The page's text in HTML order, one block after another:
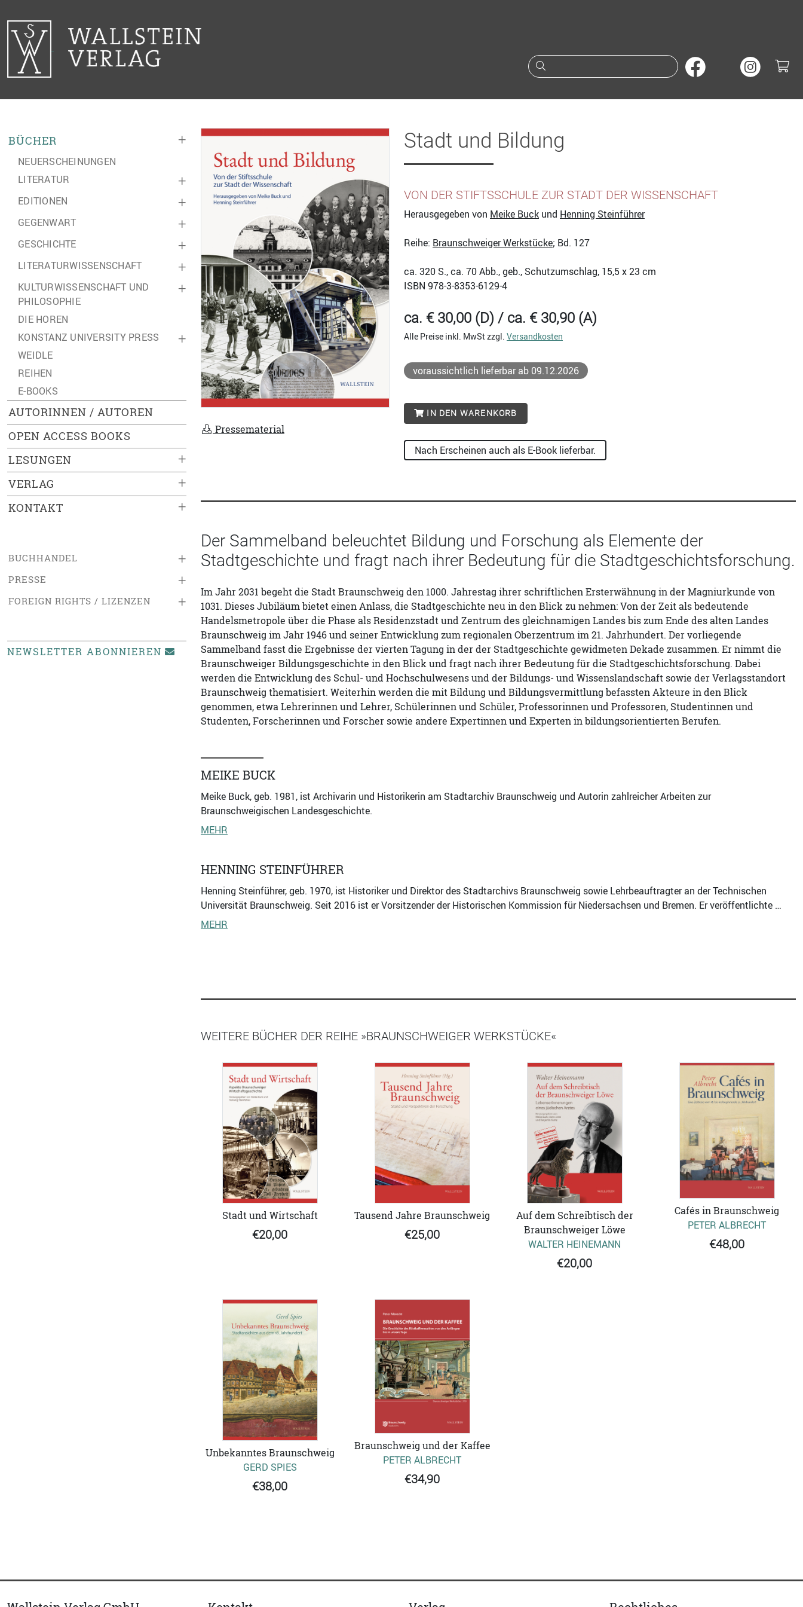
Suche nach Büchern oder
+
BÜCHER
NEUERSCHEINUNGEN
+
LITERATUR
+
EDITIONEN
+
GEGENWART
+
GESCHICHTE
+
LITERATURWISSENSCHAFT
+
KULTURWISSENSCHAFT UND
PHILOSOPHIE
DIE HOREN
+
KONSTANZ UNIVERSITY PRESS
WEIDLE
REIHEN
E-BOOKS
AUTORINNEN / AUTOREN
OPEN ACCESS BOOKS
+
LESUNGEN
+
VERLAG
+
KONTAKT
+
BUCHHANDEL
+
PRESSE
+
FOREIGN RIGHTS / LIZENZEN
NEWSLETTER ABONNIEREN
Pressematerial
Stadt und Bildung
VON DER STIFTSSCHULE ZUR STADT DER WISSENSCHAFT
Herausgegeben von Meike Buck und Henning Steinführer
Reihe: Braunschweiger Werkstücke; Bd. 127
ca. 320 S., ca. 70 Abb., geb., Schutzumschlag, 15,5 x 23 cm
ISBN 978-3-8353-6129-4
ca. € 30,00 (D) / ca. € 30,90 (A)
Alle Preise inkl. MwSt zzgl. Versandkosten
voraussichtlich lieferbar ab 09.12.2026
IN DEN WARENKORB
Nach Erscheinen auch als E-Book lieferbar.
Der Sammelband beleuchtet Bildung und Forschung als Elemente der
Stadtgeschichte und fragt nach ihrer Bedeutung für die Stadtgeschichtsforschung.
Im Jahr 2031 begeht die Stadt Braunschweig den 1000. Jahrestag ihrer schriftlichen Ersterwähnung in der Magniurkunde von
1031. Dieses Jubiläum bietet einen Anlass, die Stadtgeschichte neu in den Blick zu nehmen: Von der Zeit als bedeutende
Handelsmetropole über die Phase als Residenzstadt und Zentrum des gleichnamigen Landes bis zum Ende des alten Landes
Braunschweig im Jahr 1946 und seiner Entwicklung zum regionalen Oberzentrum im 21. Jahrhundert. Der vorliegende
Sammelband fasst die Ergebnisse der vierten Tagung in der der Stadtgeschichte gewidmeten Dekade zusammen. Er nimmt die
Braunschweiger Bildungsgeschichte in den Blick und fragt nach ihrer Bedeutung für die Stadtgeschichtsforschung. Dabei
werden die Entwicklung des Schul- und Hochschulwesens und der Bildungs- und Wissenslandschaft sowie der Verlagsstandort
Braunschweig thematisiert. Weiterhin werden die mit Bildung und Bildungsvermittlung befassten Akteure in den Blick
genommen, etwa Lehrerinnen und Lehrer, Schülerinnen und Schüler, Professorinnen und Professoren, Studentinnen und
Studenten, Forscherinnen und Forscher sowie andere Expertinnen und Experten in bildungsorientierten Berufen.
MEIKE BUCK
Meike Buck, geb. 1981, ist Archivarin und Historikerin am Stadtarchiv Braunschweig und Autorin zahlreicher Arbeiten zur
Braunschweigischen Landesgeschichte.
MEHR
HENNING STEINFÜHRER
Henning Steinführer, geb. 1970, ist Historiker und Direktor des Stadtarchivs Braunschweig sowie Lehrbeauftragter an der Technischen
Universität Braunschweig. Seit 2016 ist er Vorsitzender der Historischen Kommission für Niedersachsen und Bremen. Er veröffentlichte …
MEHR
WEITERE BÜCHER DER REIHE »BRAUNSCHWEIGER WERKSTÜCKE«
Stadt und Wirtschaft
€20,00
Tausend Jahre Braunschweig
€25,00
Auf dem Schreibtisch der
Braunschweiger Löwe
WALTER HEINEMANN
€20,00
Cafés in Braunschweig
PETER ALBRECHT
€48,00
Unbekanntes Braunschweig
GERD SPIES
€38,00
Braunschweig und der Kaffee
PETER ALBRECHT
€34,90